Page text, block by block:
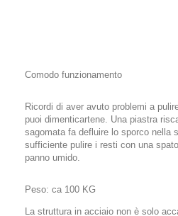
Comodo funzionamento
Ricordi di aver avuto problemi a
puoi dimenticartene. Una piastra
sagomata fa defluire lo sporco nella
sufficiente pulire i resti con una
panno umido.
Peso: ca 100 KG
La struttura in acciaio non è solo